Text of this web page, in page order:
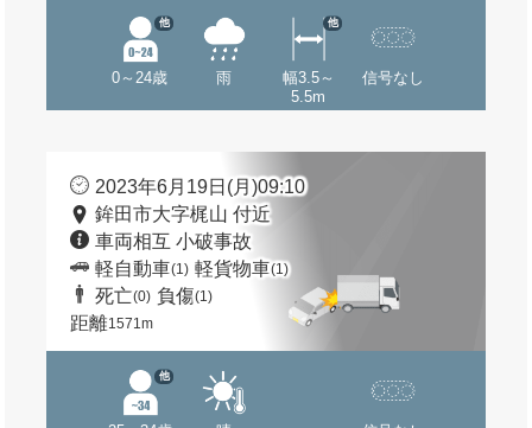
0～24歳
他
雨
幅3.5～
5.5m
他
信号なし
2023年6月19日(月)09:10
鉾田市大字梶山 付近
車両相互 小破事故
軽自動車(1) 軽貨物車(1)
死亡(0) 負傷(1)
距離1571m
他